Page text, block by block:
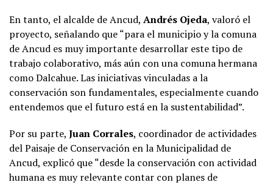
En tanto, el alcalde de Ancud, Andrés Ojeda, valoró el
proyecto, señalando que “para el municipio y la comuna
de Ancud es muy importante desarrollar este tipo de
trabajo colaborativo, más aún con una comuna hermana
como Dalcahue. Las iniciativas vinculadas a la
conservación son fundamentales, especialmente cuando
entendemos que el futuro está en la sustentabilidad”.
Por su parte, Juan Corrales, coordinador de actividades
del Paisaje de Conservación en la Municipalidad de
Ancud, explicó que “desde la conservación con actividad
humana es muy relevante contar con planes de